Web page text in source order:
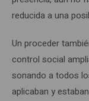
reducida a una
Un proceder
control social
sonando a todos
aplicaban y